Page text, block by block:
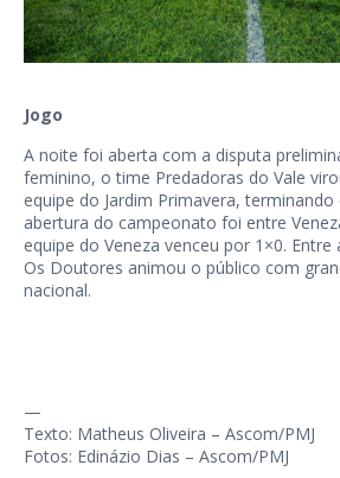
Jogo
A noite foi aberta com a disputa
feminino, o time Predadoras do Vale
equipe do Jardim Primavera,
abertura do campeonato foi entre
equipe do Veneza venceu por 1×0. Entre
Os Doutores animou o público com
nacional.
—
Texto: Matheus Oliveira – Ascom/PMJ
Fotos: Edinázio Dias – Ascom/PMJ